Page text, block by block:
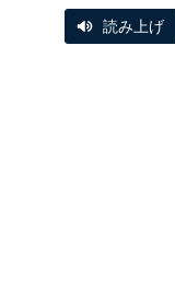
読み上げ